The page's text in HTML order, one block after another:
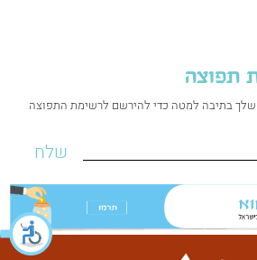
תפוצה
בתיבה למטה כדי להירשם לרשימת התפוצה
שלח